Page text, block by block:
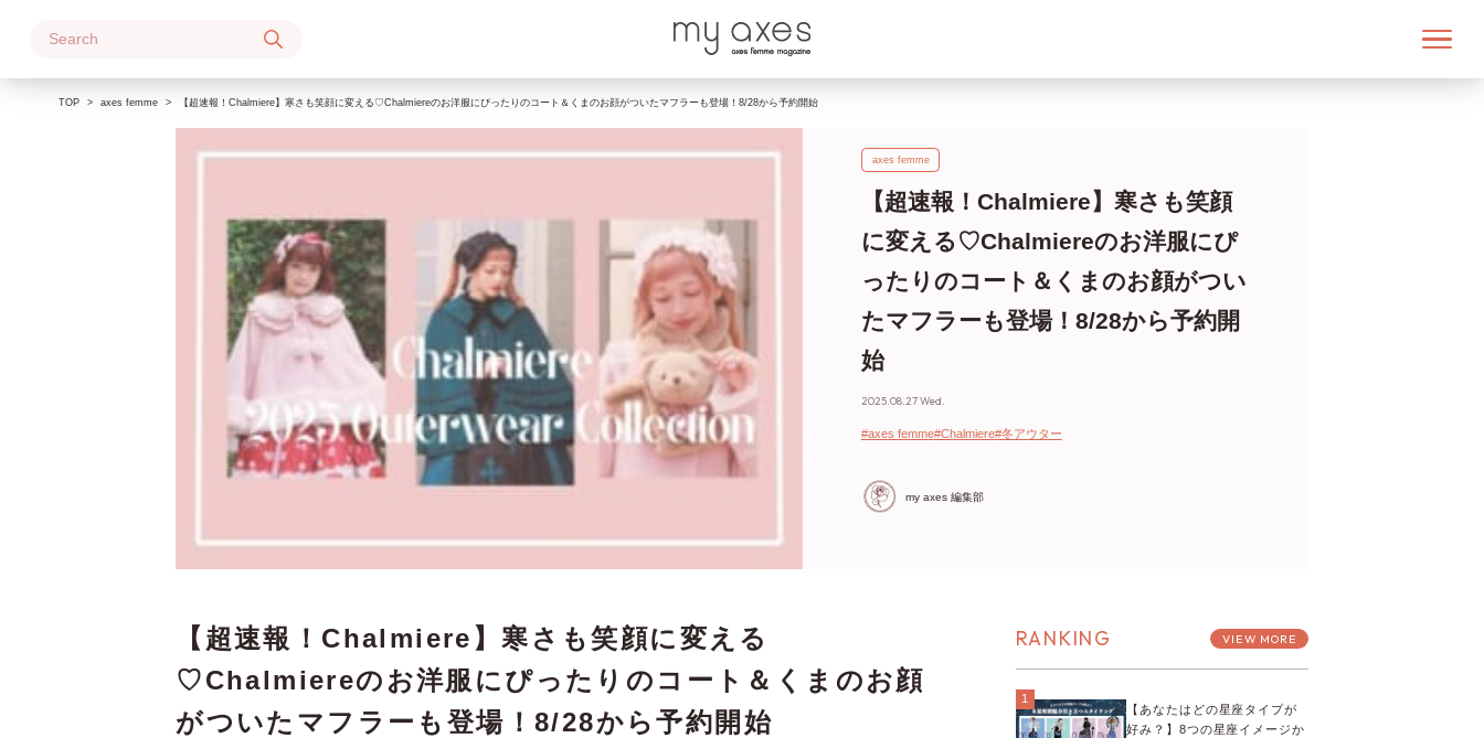
TOP axes femme 【超速報！Chalmiere】寒さも笑顔に変える♡Chalmiereのお洋服にぴったりのコート＆くまのお顔がついたマフラーも登場！8/28から予約開始
axes femme
【超速報！Chalmiere】寒さも笑顔
に変える♡Chalmiereのお洋服にぴ
ったりのコート＆くまのお顔がつい
たマフラーも登場！8/28から予約開
始
2025.08.27 Wed.
#axes femme#Chalmiere#冬アウター
my axes 編集部
【超速報！Chalmiere】寒さも笑顔に変える
♡Chalmiereのお洋服にぴったりのコート＆くまのお顔
がついたマフラーも登場！8/28から予約開始
RANKING VIEW MORE
1
【あなたはどの星座タイプが
好み？】8つの星座イメージか